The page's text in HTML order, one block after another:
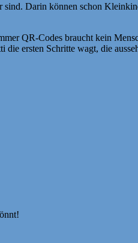
Darin können schon
QR-Codes braucht kein
ersten Schritte wagt, die